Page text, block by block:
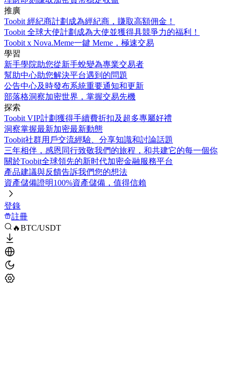
推廣
Toobit 經紀商計劃 成為經紀商，賺取高額佣金！
Toobit 全球大使計劃 成為大使並獲得具競爭力的福利！
Toobit x Nova.Meme一鍵 Meme，極速交易
學習
新手學院助您從新手蛻變為專業交易者
幫助中心助您解決平台遇到的問題
公告中心及時發布系統重要通知和更新
部落格洞察加密世界，掌握交易先機
探索
Toobit VIP計劃獲得手續費折扣及超多專屬好禮
洞察掌握最新加密最新動態
Toobit社群用戶交流經驗、分享知識和討論話題
三年相伴，感恩同行致敬我們的旅程，和共建它的每一個你
關於Toobit全球領先的新时代加密金融服務平台
產品建議與反饋告訴我們您的想法
資產儲備證明100%資產儲備，值得信賴
登錄
註冊
🔥BTC/USDT